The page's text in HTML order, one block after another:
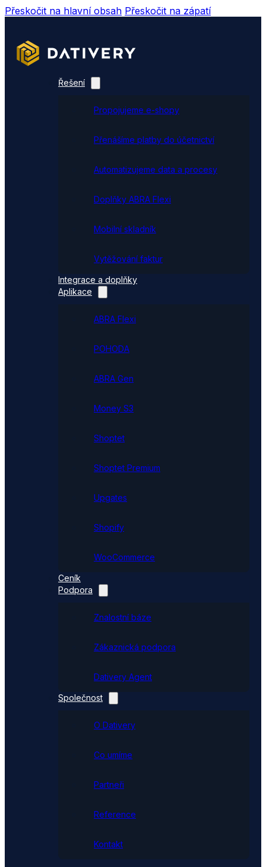
Přeskočit na hlavní obsah Přeskočit na zápatí
Řešení
Propojujeme e-shopy
Přenášíme platby do účetnictví
Automatizujeme data a procesy
Doplňky ABRA Flexi
Mobilní skladník
Vytěžování faktur
Integrace a doplňky
Aplikace
ABRA Flexi
POHODA
ABRA Gen
Money S3
Shoptet
Shoptet Premium
Upgates
Shopify
WooCommerce
Ceník
Podpora
Znalostní báze
Zákaznická podpora
Dativery Agent
Společnost
O Dativery
Co umíme
Partneři
Reference
Kontakt